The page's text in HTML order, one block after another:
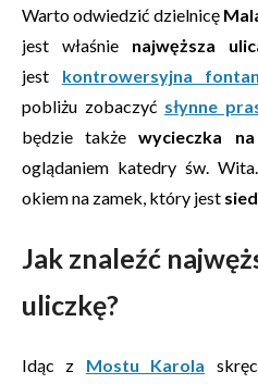
Warto odwiedzić dzielnicę
jest właśnie najwęższa
jest kontrowersyjna
pobliżu zobaczyć słynne
będzie takżewycieczka
oglądaniem katedry św.
okiem na zamek, który jest
Jak znaleźć
uliczkę?
Idąc z Mostu Karola